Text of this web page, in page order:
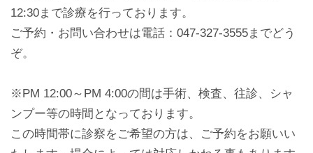
12:30まで診療を行っております。
ご予約・お問い合わせは電話：047-327-3555までどう
ぞ。
※PM 12:00～PM 4:00の間は手術、検査、往診、シャ
ンプー等の時間となっております。
この時間帯に診察をご希望の方は、ご予約をお願いい